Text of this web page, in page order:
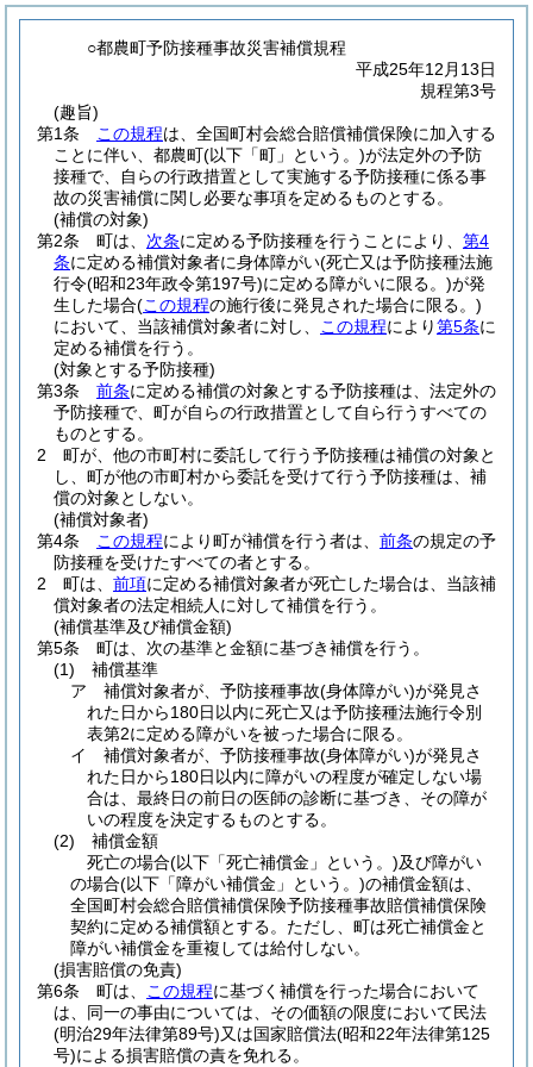
○都農町予防接種事故災害補償規程
平成25年12月13日
規程第3号
(趣旨)
第1条
この規程は、全国町村会総合賠償補償保険に加入する
ことに伴い、都農町(以下「町」という。)が法定外の予防
接種で、自らの行政措置として実施する予防接種に係る事
故の災害補償に関し必要な事項を定めるものとする。
(補償の対象)
第2条
町は、 次条に定める予防接種を行うことにより、 第4
条に定める補償対象者に身体障がい(死亡又は予防接種法施
行令(昭和23年政令第197号)に定める障がいに限る。)が発
生した場合(この規程の施行後に発見された場合に限る。)
において、当該補償対象者に対し、
この規程により第5条に
定める補償を行う。
(対象とする予防接種)
第3条
前条に定める補償の対象とする予防接種は、法定外の
予防接種で、町が自らの行政措置として自ら行うすべての
ものとする。
2
町が、他の市町村に委託して行う予防接種は補償の対象と
し、町が他の市町村から委託を受けて行う予防接種は、補
償の対象としない。
(補償対象者)
第4条
この規程により町が補償を行う者は、 前条の規定の予
防接種を受けたすべての者とする。
2
町は、 前項に定める補償対象者が死亡した場合は、当該補
償対象者の法定相続人に対して補償を行う。
(補償基準及び補償金額)
第5条
町は、次の基準と金額に基づき補償を行う。
(1)
補償基準
ア
補償対象者が、予防接種事故(身体障がい)が発見さ
れた日から180日以内に死亡又は予防接種法施行令別
表第2に定める障がいを被った場合に限る。
イ
補償対象者が、予防接種事故(身体障がい)が発見さ
れた日から180日以内に障がいの程度が確定しない場
合は、最終日の前日の医師の診断に基づき、その障が
いの程度を決定するものとする。
(2)
補償金額
死亡の場合(以下「死亡補償金」という。)及び障がい
の場合(以下「障がい補償金」という。)の補償金額は、
全国町村会総合賠償補償保険予防接種事故賠償補償保険
契約に定める補償額とする。ただし、町は死亡補償金と
障がい補償金を重複しては給付しない。
(損害賠償の免責)
第6条
町は、 この規程に基づく補償を行った場合において
は、同一の事由については、その価額の限度において民法
(明治29年法律第89号)又は国家賠償法(昭和22年法律第125
号)による損害賠償の責を免れる。